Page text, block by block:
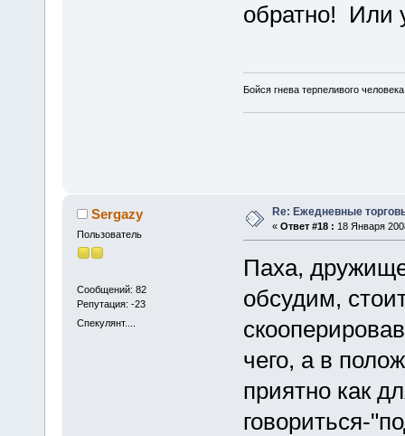
обратно! Или
Бойся гнева терпеливого
Sergazy
Пользователь
Сообщений: 82
Репутация: -23
Спекулянт....
Re: Ежедневные
« Ответ #18 : 18 Января
Паха,
обсудим,
чего, а в
приятно как
говориться-